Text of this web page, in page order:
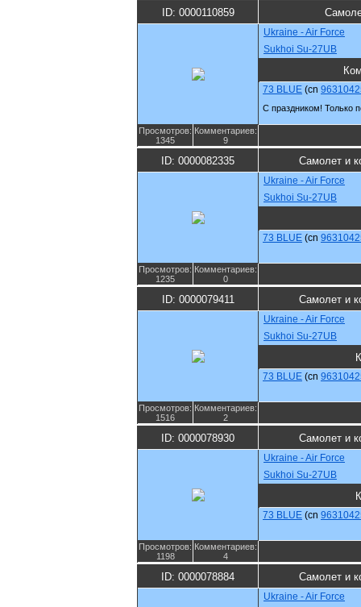
ID: 0000110859
Ukraine - Air Force
Sukhoi Su-27UB
73 BLUE (cn
С праздником! Только
Просмотров:
1345
Комментариев:
9
ID: 0000082335 Самолет и
Ukraine - Air Force
Sukhoi Su-27UB
73 BLUE (cn
Просмотров:
1235
Комментариев:
0
ID: 0000079411 Самолет и
Ukraine - Air Force
Sukhoi Su-27UB
73 BLUE (cn
Просмотров:
1516
Комментариев:
2
ID: 0000078930 Самолет и
Ukraine - Air Force
Sukhoi Su-27UB
73 BLUE (cn
Просмотров:
1198
Комментариев:
4
ID: 0000078884 Самолет и
Ukraine - Air Force